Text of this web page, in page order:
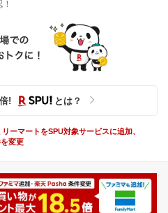
! とは？
ーマートをSPU対象サービスに追加、
変更